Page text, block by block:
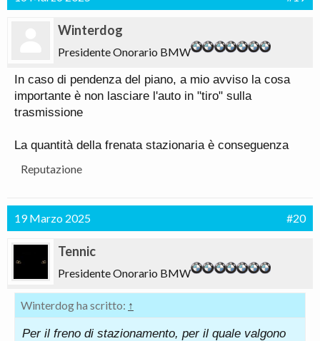
Winterdog
Presidente Onorario BMW
In caso di pendenza del piano, a mio avviso la cosa
importante è non lasciare l'auto in "tiro" sulla
trasmissione
La quantità della frenata stazionaria è conseguenza
Reputazione
19 Marzo 2025 #20
Tennic
Presidente Onorario BMW
Winterdog ha scritto: ↑
Per il freno di stazionamento, per il quale valgono